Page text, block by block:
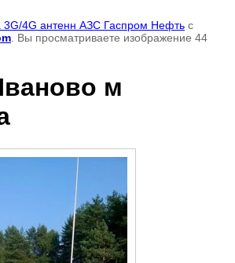
3G/4G антенн АЗС Гаспром Нефть с
. Вы просматриваете изображение 44
м